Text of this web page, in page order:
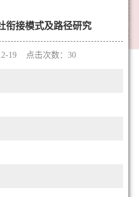
衔接模式及路径研究
19 点击次数： 30